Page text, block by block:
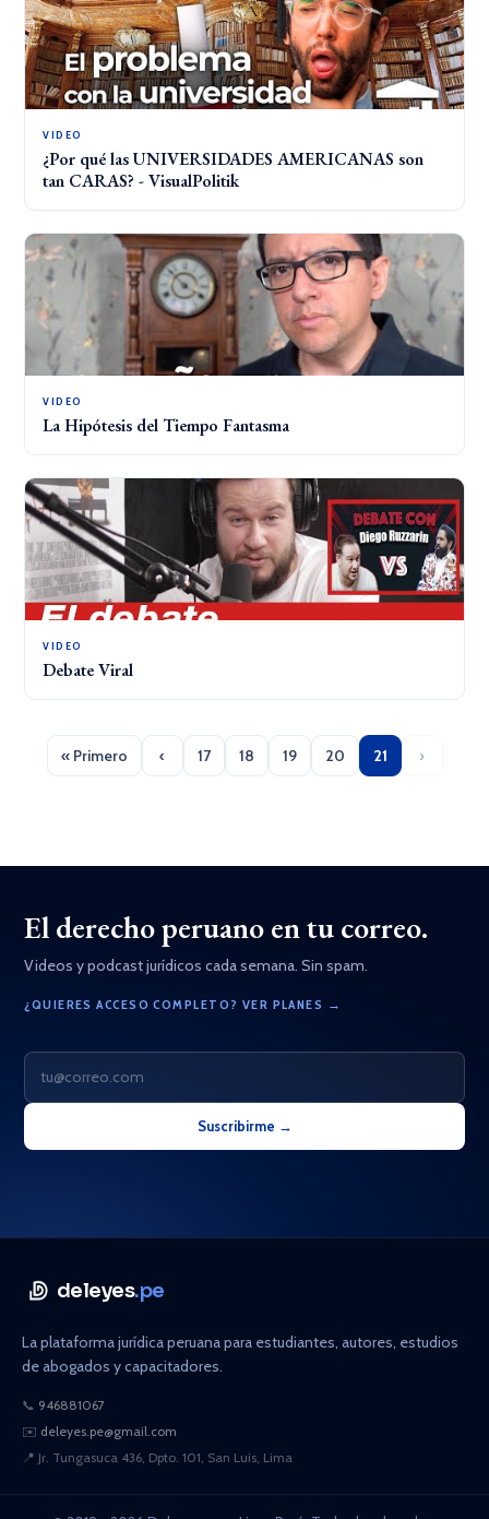
VIDEO
¿Por qué las UNIVERSIDADES AMERICANAS son
tan CARAS? - VisualPolitik
VIDEO
La Hipótesis del Tiempo Fantasma
VIDEO
Debate Viral
« Primero ‹ 17 18 19 20 21 ›
El derecho peruano en tu correo.
Videos y podcast jurídicos cada semana. Sin spam.
¿QUIERES ACCESO COMPLETO? VER PLANES →
Suscribirme →
deleyes.pe
La plataforma jurídica peruana para estudiantes, autores, estudios
de abogados y capacitadores.
📞 946881067
✉️ deleyes.pe@gmail.com
📍 Jr. Tungasuca 436, Dpto. 101, San Luis, Lima